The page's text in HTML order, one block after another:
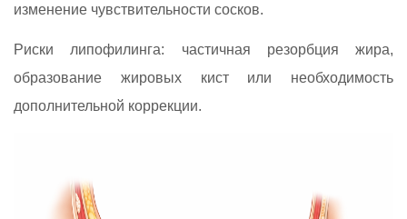
изменение чувствительности сосков.
Риски липофилинга: частичная резорбция жира,
образование жировых кист или необходимость
дополнительной коррекции.